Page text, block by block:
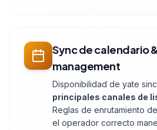
Sync de calendario
management
Disponibilidad de yate
principales canales de
Reglas de enrutamiento
el operador correcto